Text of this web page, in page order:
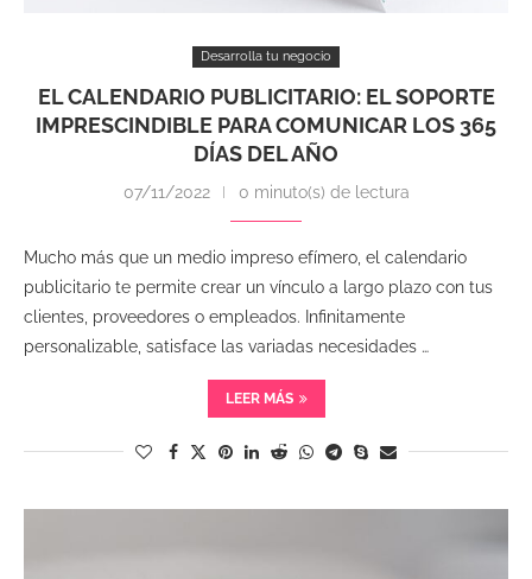
Desarrolla tu negocio
EL CALENDARIO PUBLICITARIO: EL SOPORTE
IMPRESCINDIBLE PARA COMUNICAR LOS 365
DÍAS DEL AÑO
07/11/2022 0 minuto(s) de lectura
Mucho más que un medio impreso efímero, el calendario
publicitario te permite crear un vínculo a largo plazo con tus
clientes, proveedores o empleados. Infinitamente
personalizable, satisface las variadas necesidades …
LEER MÁS